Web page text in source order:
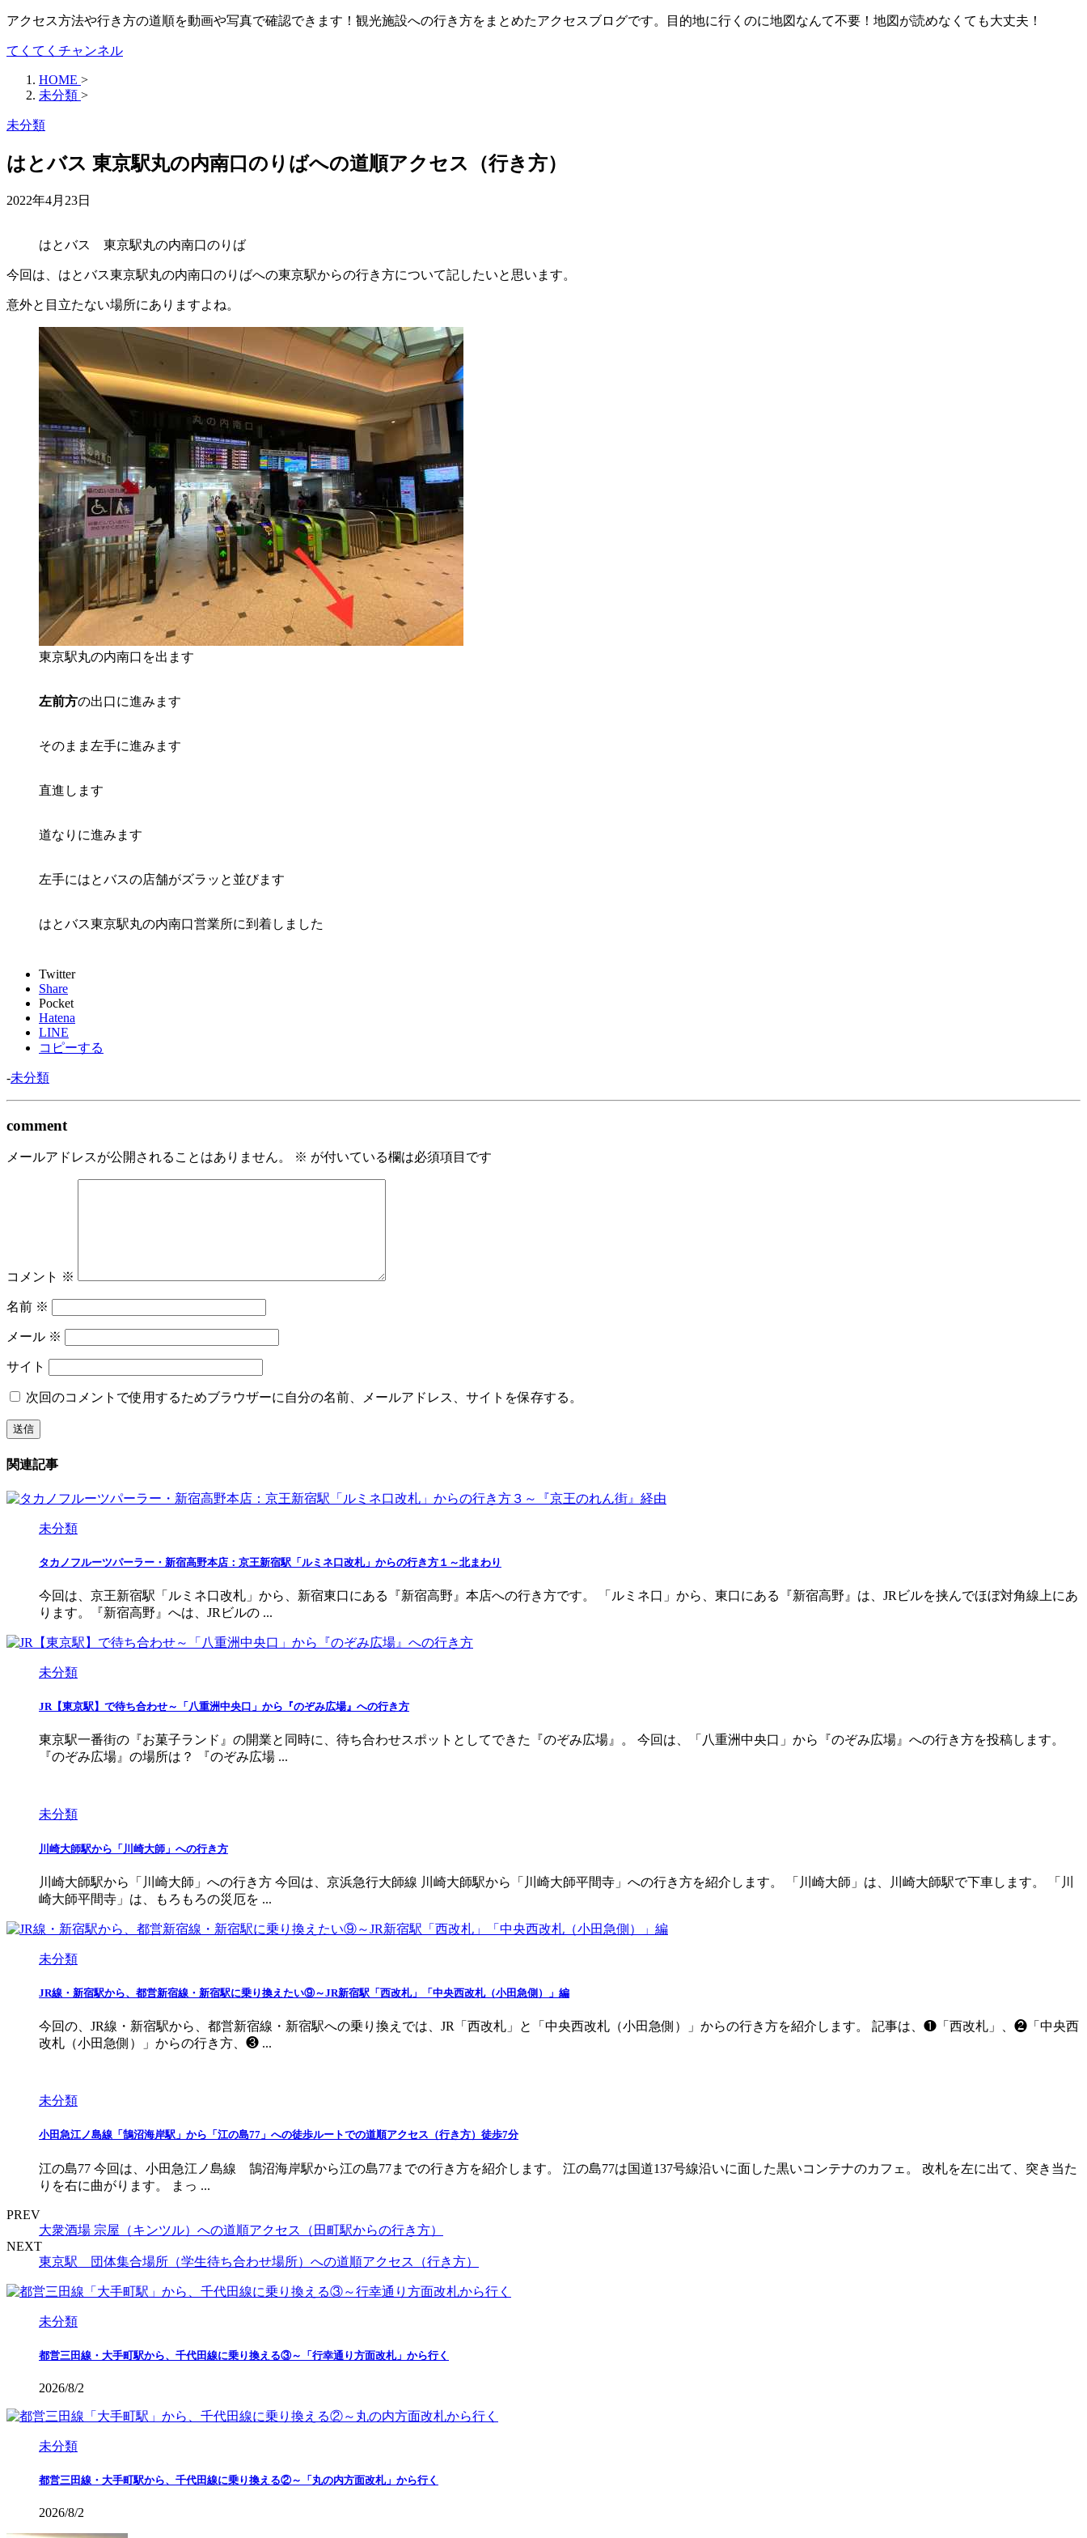
アクセス方法や行き方の道順を動画や写真で確認できます！観光施設への行き方をまとめたアクセスブログです。目的地に行くのに地図なんて不要！地図が読めなくても大丈夫！
てくてくチャンネル
HOME >
未分類 >
未分類
はとバス 東京駅丸の内南口のりばへの道順アクセス（行き方）
2022年4月23日
はとバス 東京駅丸の内南口のりば
今回は、はとバス東京駅丸の内南口のりばへの東京駅からの行き方について記したいと思います。
意外と目立たない場所にありますよね。
東京駅丸の内南口を出ます
左前方の出口に進みます
そのまま左手に進みます
直進します
道なりに進みます
左手にはとバスの店舗がズラッと並びます
はとバス東京駅丸の内南口営業所に到着しました
Twitter
Share
Pocket
Hatena
LINE
コピーする
-未分類
comment
メールアドレスが公開されることはありません。 ※ が付いている欄は必須項目です
コメント ※
名前 ※
メール ※
サイト
次回のコメントで使用するためブラウザーに自分の名前、メールアドレス、サイトを保存する。
関連記事
未分類
タカノフルーツパーラー・新宿高野本店：京王新宿駅「ルミネ口改札」からの行き方１～北まわり
今回は、京王新宿駅「ルミネ口改札」から、新宿東口にある『新宿高野』本店への行き方です。 「ルミネ口」から、東口にある『新宿高野』は、JRビルを挟んでほぼ対角線上にあ
ります。『新宿高野』へは、JRビルの ...
未分類
JR【東京駅】で待ち合わせ～「八重洲中央口」から『のぞみ広場』への行き方
東京駅一番街の『お菓子ランド』の開業と同時に、待ち合わせスポットとしてできた『のぞみ広場』。 今回は、「八重洲中央口」から『のぞみ広場』への行き方を投稿します。
『のぞみ広場』の場所は？ 『のぞみ広場 ...
未分類
川崎大師駅から「川崎大師」への行き方
川崎大師駅から「川崎大師」への行き方 今回は、京浜急行大師線 川崎大師駅から「川崎大師平間寺」への行き方を紹介します。 「川崎大師」は、川崎大師駅で下車します。 「川
崎大師平間寺」は、もろもろの災厄を ...
未分類
JR線・新宿駅から、都営新宿線・新宿駅に乗り換えたい⑨～JR新宿駅「西改札」「中央西改札（小田急側）」編
今回の、JR線・新宿駅から、都営新宿線・新宿駅への乗り換えでは、JR「西改札」と「中央西改札（小田急側）」からの行き方を紹介します。 記事は、❶「西改札」、❷「中央西
改札（小田急側）」からの行き方、❸ ...
未分類
小田急江ノ島線「鵠沼海岸駅」から「江の島77」への徒歩ルートでの道順アクセス（行き方）徒歩7分
江の島77 今回は、小田急江ノ島線 鵠沼海岸駅から江の島77までの行き方を紹介します。 江の島77は国道137号線沿いに面した黒いコンテナのカフェ。 改札を左に出て、突き当た
りを右に曲がります。 まっ ...
PREV
大衆酒場 宗屋（キンツル）への道順アクセス（田町駅からの行き方）
NEXT
東京駅 団体集合場所（学生待ち合わせ場所）への道順アクセス（行き方）
未分類
都営三田線・大手町駅から、千代田線に乗り換える③～「行幸通り方面改札」から行く
2026/8/2
未分類
都営三田線・大手町駅から、千代田線に乗り換える②～「丸の内方面改札」から行く
2026/8/2